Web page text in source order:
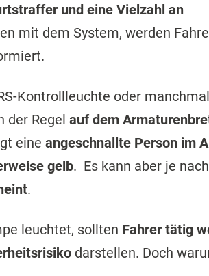
und eine Vielzahl an
mit dem System, werden
Kontrollleuchte oder
der Regel auf dem
eine angeschnallte Person im
gelb. Es kann aber je
.
leuchtet, sollten Fahrer tätig
darstellen. Doch